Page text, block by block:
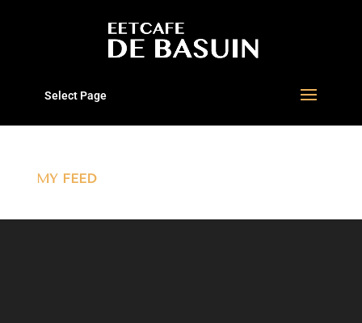
Select Page
MY FEED